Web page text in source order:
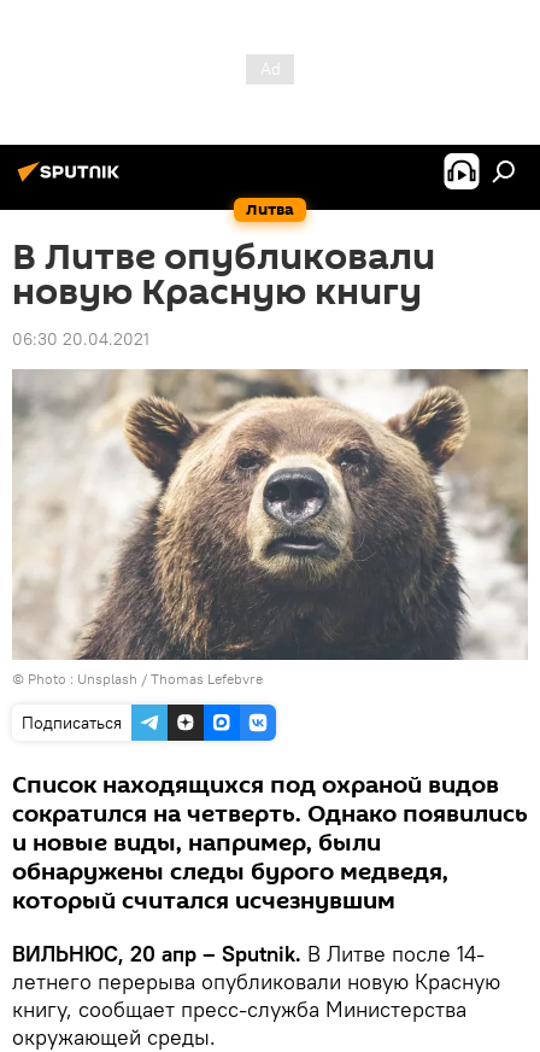
Литва
В Литве опубликовали
новую Красную книгу
06:30 20.04.2021
© Photo : Unsplash / Thomas Lefebvre
Подписаться
Список находящихся под охраной видов
сократился на четверть. Однако появились
и новые виды, например, были
обнаружены следы бурого медведя,
который считался исчезнувшим
ВИЛЬНЮС, 20 апр – Sputnik. В Литве после 14-
летнего перерыва опубликовали новую Красную
книгу, сообщает пресс-служба Министерства
окружающей среды.